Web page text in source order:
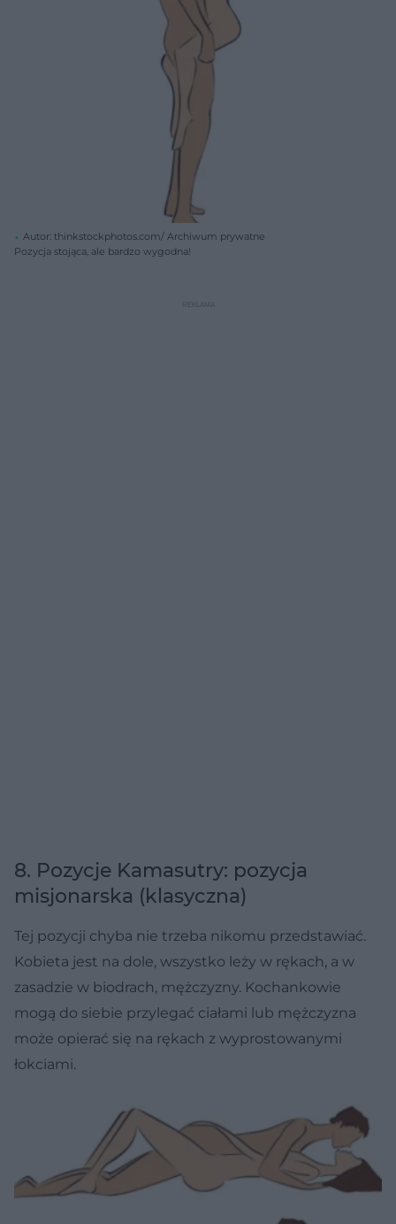
Autor: thinkstockphotos.com/ Archiwum prywatne
Pozycja stojąca, ale bardzo wygodna!
8. Pozycje Kamasutry: pozycja
misjonarska (klasyczna)
Tej pozycji chyba nie trzeba nikomu przedstawiać.
Kobieta jest na dole, wszystko leży w rękach, a w
zasadzie w biodrach, mężczyzny. Kochankowie
mogą do siebie przylegać ciałami lub mężczyzna
może opierać się na rękach z wyprostowanymi
łokciami.